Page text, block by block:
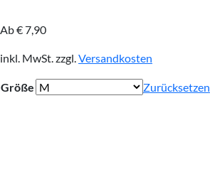
Ab€7,90
inkl. MwSt.zzgl.Versandkosten
Größe Zurücksetzen